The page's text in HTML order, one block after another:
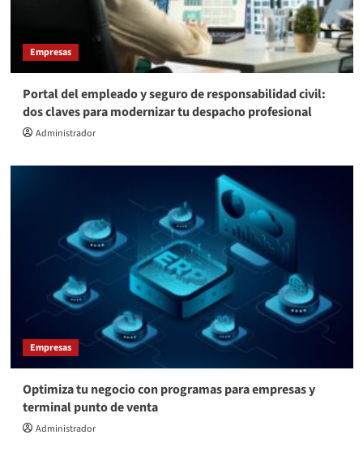
Empresas
Portal del empleado y seguro de responsabilidad civil:
dos claves para modernizar tu despacho profesional
Administrador
Empresas
Optimiza tu negocio con programas para empresas y
terminal punto de venta
Administrador